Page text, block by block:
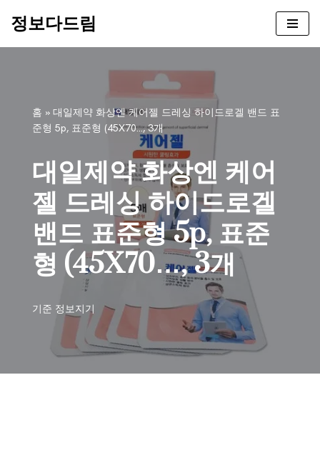
정보다드림
홈 » 대일제약 화상엔 케어젤 드레싱 하이드로겔 밴드 표
준형 5p, 표준형 (45X70…, 3개
대일제약 화상엔 케어
젤 드레싱 하이드로겔
밴드 표준형 5p, 표준
형 (45X70…, 3개
기준 정보지기